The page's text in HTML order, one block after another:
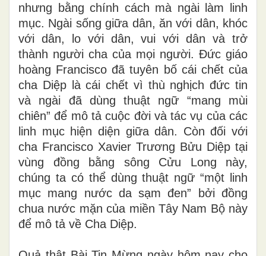
nhưng bằng chính cách mà ngài làm linh
mục. Ngài sống giữa dân, ăn với dân, khóc
với dân, lo với dân, vui với dân và trở
thành người cha của mọi người. Đức giáo
hoàng Francisco đã tuyên bố cái chết của
cha Diệp là cái chết vì thù nghịch đức tin
và ngài đã dùng thuật ngữ “mang mùi
chiên” để mô tả cuộc đời và tác vụ của các
linh mục hiện diện giữa dân. Còn đối với
cha Francisco Xavier Trương Bửu Diệp tại
vùng đồng bằng sông Cửu Long này,
chúng ta có thể dùng thuật ngữ “một linh
mục mang nước da sạm đen” bởi đồng
chua nước mặn của miền Tây Nam Bộ này
để mô tả về Cha Diệp.